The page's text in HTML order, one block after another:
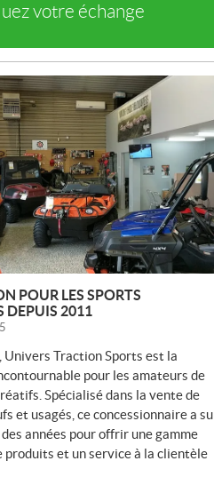
votre échange
POUR LES SPORTS
DEPUIS 2011
Univers Traction Sports est la
pour les amateurs de
Spécialisé dans la vente de
et usagés, ce concessionnaire a su
années pour offrir une gamme
produits et un service à la clientèle